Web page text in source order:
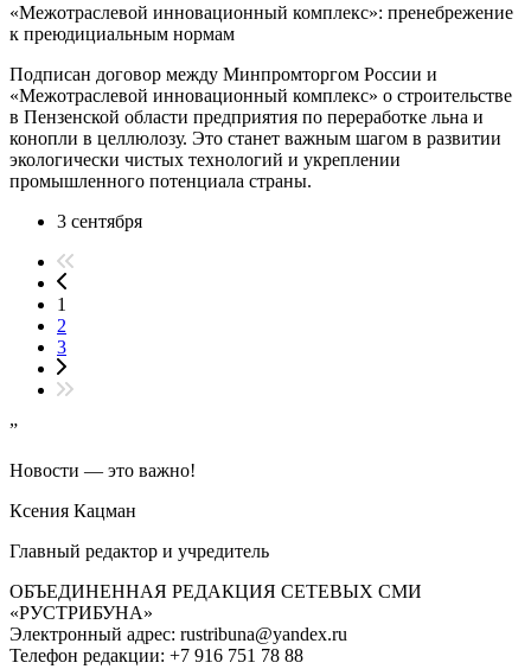
«Межотраслевой инновационный комплекс»: пренебрежение
к преюдициальным нормам
Подписан договор между Минпромторгом России и
«Межотраслевой инновационный комплекс» о строительстве
в Пензенской области предприятия по переработке льна и
конопли в целлюлозу. Это станет важным шагом в развитии
экологически чистых технологий и укреплении
промышленного потенциала страны.
3 сентября
1
2
3
”
Новости — это важно!
Ксения Кацман
Главный редактор и учредитель
ОБЪЕДИНЕННАЯ РЕДАКЦИЯ СЕТЕВЫХ СМИ
«РУСТРИБУНА»
Электронный адрес: rustribuna@yandex.ru
Телефон редакции: +7 916 751 78 88